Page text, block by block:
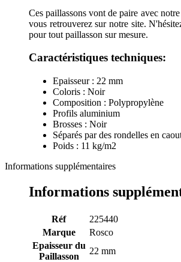
Ces paillassons vont de paire avec
vous retrouverez sur notre site.
pour tout paillasson sur mesure.
Caractéristiques techniques:
Epaisseur : 22 mm
Coloris : Noir
Composition : Polypropylène
Profils aluminium
Brosses : Noir
Séparés par des rondelles en
Poids : 11 kg/m2
Informations supplémentaires
Informations
Réf
225440
Marque
Rosco
Epaisseur du
Paillasson
22 mm